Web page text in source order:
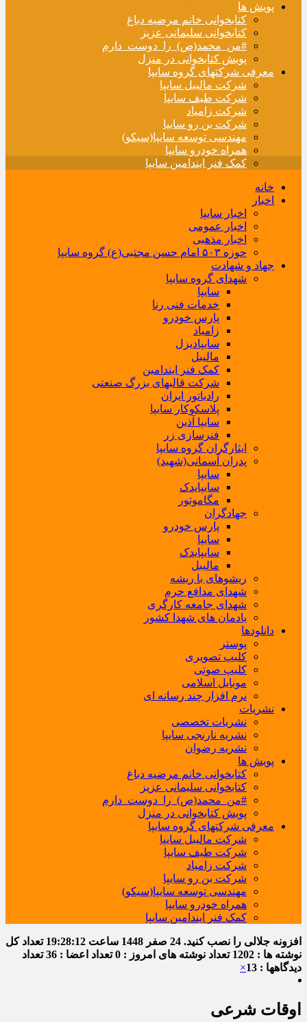
پویش ها
کتابخوانی خانم مرضیه دباغ
کتابخوانی سلیمانی عزیز
#من_محمد(ص)_را_دوست_دارم
پویش کتابخوانی در منزل
معرفی شرکتهای گروه سایپا
شرکت مالیبل سایپا
شرکت طیف سایپا
شرکت زامیاد
شرکت بن رو سایپا
مهندسی توسعه سایپا(سیکو)
همراه خودرو سایپا
کمک فنر ایندامین سایپا
خانه
اخبار
اخبار سایپا
اخبار عمومی
اخبار مذهبی
حوزه ۵۰۳ امام حسن مجتبی(ع) گروه سایپا
جهاد و شهادت
شهدای گروه سایپا
سایپا
خدمات فنی رنا
پارس خودرو
زامیاد
سایپادیزل
مالیبل
کمک فنر ایندامین
شرکت قالبهای بزرگ صنعتی
رادیاتور ایران
پلاسکوکار سایپا
سایپا آذین
فنرسازی زر
ایثارگران گروه سایپا
پدران آسمانی(شهید)
سایپا
سایپایدک
مگاموتور
جهادگران
پارس خودرو
سایپا
سایپایدک
مالیبل
ریشوهای با ریشه
شهدای مدافع حرم
شهدای جامعه کارگری
یادمان های شهدا کشور
دانلودها
پوستر
کلیپ تصویری
کلیپ صوتی
موبایل اسلامی
نرم افزار چند رسانه ای
نشریات
نشریات تخصصی
نشریه نارنجی سایپا
نشریه رضوان
پویش ها
کتابخوانی خانم مرضیه دباغ
کتابخوانی سلیمانی عزیز
#من_محمد(ص)_را_دوست_دارم
پویش کتابخوانی در منزل
معرفی شرکتهای گروه سایپا
شرکت مالیبل سایپا
شرکت طیف سایپا
شرکت زامیاد
شرکت بن رو سایپا
مهندسی توسعه سایپا(سیکو)
همراه خودرو سایپا
کمک فنر ایندامین سایپا
افزونه جلالی را نصب کنید. 24 صفر 1448 ساعت 19:28:13 تعداد کل
نوشته ها : 1202
تعداد نوشته های امروز : 0 تعداد اعضا : 36
تعداد
دیدگاهها : 13
×
اوقات شرعی